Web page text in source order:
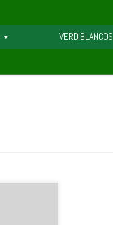
VERDIBLANCOS